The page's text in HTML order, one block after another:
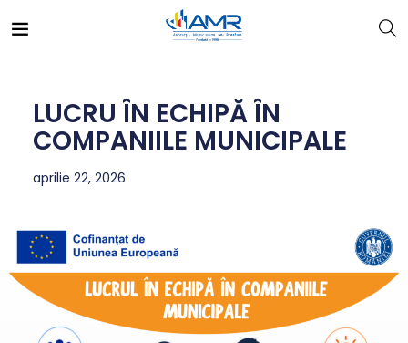
LUCRU ÎN ECHIPĂ ÎN
COMPANIILE MUNICIPALE
aprilie 22, 2026